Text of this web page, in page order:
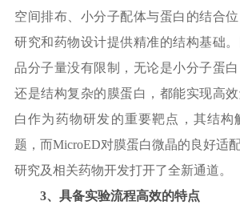
空间排布、小分子配体与蛋白的结合
研究和药物设计提供精准的结构基础
品分子量没有限制，无论是小分子蛋白
还是结构复杂的膜蛋白，都能实现高
白作为药物研发的重要靶点，其结构
题，而MicroED对膜蛋白微晶的良好适
研究及相关药物开发打开了全新通道。
3、具备实验流程高效的特点